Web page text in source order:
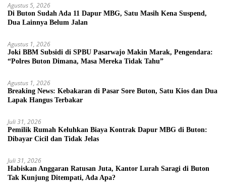
Agustus 5, 2026
Di Buton Sudah Ada 11 Dapur MBG, Satu Masih Kena Suspend,
Dua Lainnya Belum Jalan
Agustus 1, 2026
Joki BBM Subsidi di SPBU Pasarwajo Makin Marak, Pengendara:
“Polres Buton Dimana, Masa Mereka Tidak Tahu”
Agustus 1, 2026
Breaking News: Kebakaran di Pasar Sore Buton, Satu Kios dan Dua
Lapak Hangus Terbakar
Juli 31, 2026
Pemilik Rumah Keluhkan Biaya Kontrak Dapur MBG di Buton:
Dibayar Cicil dan Tidak Jelas
Juli 31, 2026
Habiskan Anggaran Ratusan Juta, Kantor Lurah Saragi di Buton
Tak Kunjung Ditempati, Ada Apa?